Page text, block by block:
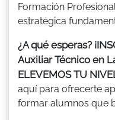
Formación
estratégica
¿A qué esperas?
Auxiliar Técnico en
ELEVEMOS TU
aquí para ofrecerte
formar alumnos que